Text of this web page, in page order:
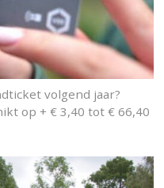
volgend jaar?
op + € 3,40 tot € 66,40